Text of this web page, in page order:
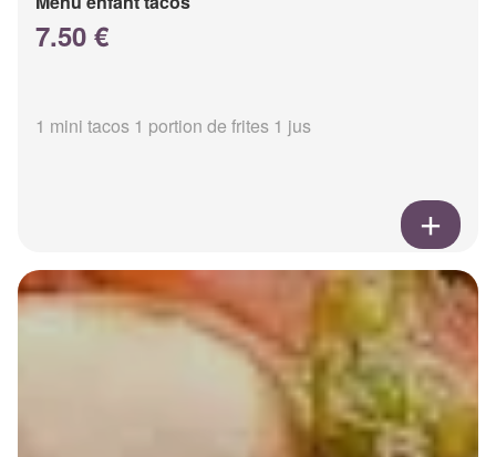
7.50 €
1 mini tacos 1 portion de frites 1 jus